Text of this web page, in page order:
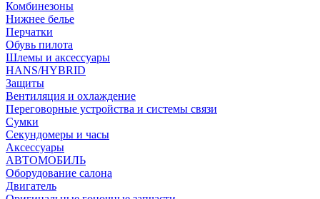
Комбинезоны
Нижнее белье
Перчатки
Обувь пилота
Шлемы и аксессуары
HANS/HYBRID
Защиты
Вентиляция и охлаждение
Переговорные устройства и системы связи
Сумки
Секундомеры и часы
Аксессуары
АВТОМОБИЛЬ
Оборудование салона
Двигатель